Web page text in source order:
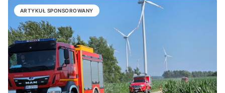
ARTYKUŁ SPONSOROWANY